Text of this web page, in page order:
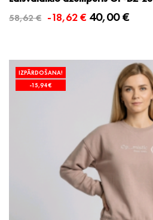
58,62 € -18,62 € 40,00 €
IZPĀRDOŠANA!
-15,94 €